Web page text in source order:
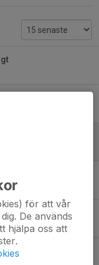
förlänger
27
för att vår
De används
hjälpa oss att